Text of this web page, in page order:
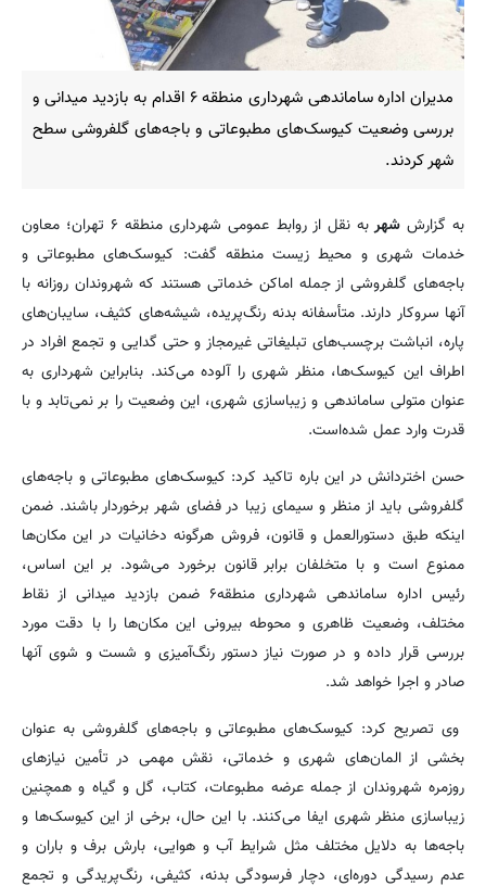
مدیران اداره ساماندهی شهرداری منطقه ۶ اقدام به بازدید میدانی و
بررسی وضعیت کیوسک‌های مطبوعاتی و باجه‌های گلفروشی سطح
شهر کردند.
به گزارششهر
به نقل از روابط عمومی شهرداری منطقه ۶ تهران؛ معاون
خدمات شهری و محیط زیست منطقه گفت: کیوسک‌های مطبوعاتی و
باجه‌های گلفروشی از جمله اماکن خدماتی هستند که شهروندان روزانه با
آنها سروکار دارند. متأسفانه بدنه رنگ‌پریده، شیشه‌های کثیف، سایبان‌های
پاره، انباشت برچسب‌های تبلیغاتی غیرمجاز و حتی گدایی و تجمع افراد در
اطراف این کیوسک‌ها، منظر شهری را آلوده می‌کند. بنابراین شهرداری به
عنوان متولی ساماندهی و زیباسازی شهری، این وضعیت را بر نمی‌تابد و با
قدرت وارد عمل شده‌است.
حسن اختردانش در این باره تاکید کرد: کیوسک‌های مطبوعاتی و باجه‌های
گلفروشی باید از منظر و سیمای زیبا در فضای شهر برخوردار باشند. ضمن
اینکه طبق دستورالعمل و قانون، فروش هرگونه دخانیات در این مکان‌ها
ممنوع است و با متخلفان برابر قانون برخورد می‌شود. بر این اساس،
رئیس اداره ساماندهی شهرداری منطقه۶ ضمن بازدید میدانی از نقاط
مختلف، وضعیت ظاهری و محوطه بیرونی این مکان‌ها را با دقت مورد
بررسی قرار داده و در صورت نیاز دستور رنگ‌آمیزی و شست و شوی آنها
صادر و اجرا خواهد شد.
وی تصریح کرد: کیوسک‌های مطبوعاتی و باجه‌های گلفروشی به عنوان
بخشی از المان‌های شهری و خدماتی، نقش مهمی در تأمین نیازهای
روزمره شهروندان از جمله عرضه مطبوعات، کتاب، گل و گیاه و همچنین
زیباسازی منظر شهری ایفا می‌کنند. با این حال، برخی از این کیوسک‌ها و
باجه‌ها به دلایل مختلف مثل شرایط آب و هوایی، بارش برف و باران و
عدم رسیدگی دوره‌ای، دچار فرسودگی بدنه، کثیفی، رنگ‌پریدگی و تجمع